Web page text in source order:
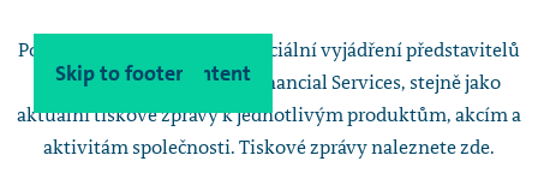
Skip to main content
Skip to footer
Poskytneme vám všechny oficiální vyjádření představitelů
společnosti Volkswagen Financial Services, stejně jako
aktuální tiskové zprávy k jednotlivým produktům, akcím a
aktivitám společnosti. Tiskové zprávy naleznete zde.